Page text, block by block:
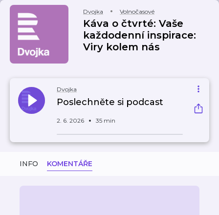
Dvojka Volnočasové
Káva o čtvrté: Vaše
každodenní inspirace:
Viry kolem nás
Dvojka
Poslechněte si podcast
2. 6. 2026 35 min
INFO KOMENTÁŘE